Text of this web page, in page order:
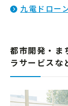
九電ドロー
都市開発・ま
ラサービスな